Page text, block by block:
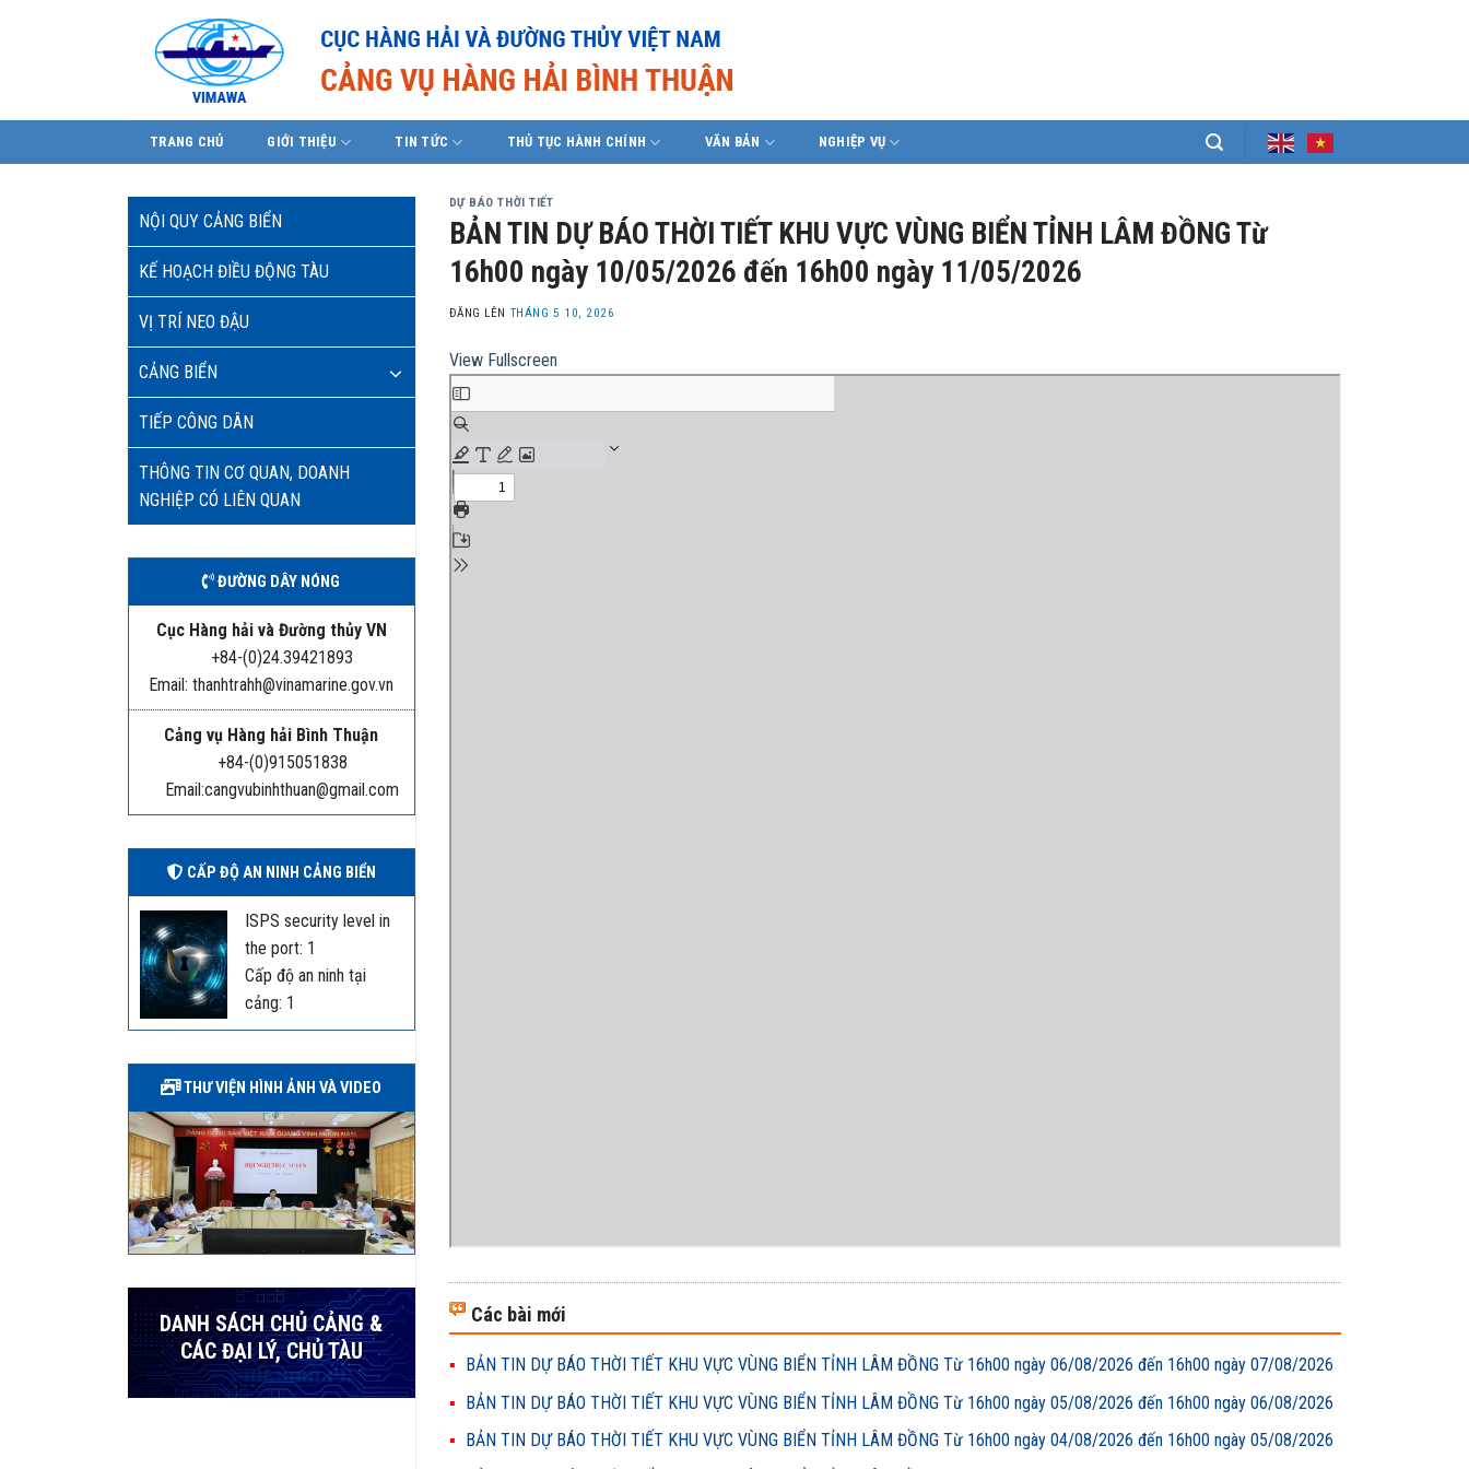
TRANG CHỦ GIỚI THIỆU TIN TỨC THỦ TỤC HÀNH CHÍNH VĂN BẢN NGHIỆP VỤ
NỘI QUY CẢNG BIỂN
KẾ HOẠCH ĐIỀU ĐỘNG TÀU
VỊ TRÍ NEO ĐẬU
CẢNG BIỂN
TIẾP CÔNG DÂN
THÔNG TIN CƠ QUAN, DOANH
NGHIỆP CÓ LIÊN QUAN
ĐƯỜNG DÂY NÓNG
Cục Hàng hải và Đường thủy VN
+84-(0)24.39421893
Email: thanhtrahh@vinamarine.gov.vn
Cảng vụ Hàng hải Bình Thuận
+84-(0)915051838
Email:cangvubinhthuan@gmail.com
CẤP ĐỘ AN NINH CẢNG BIỂN
ISPS security level in
the port: 1
Cấp độ an ninh tại
cảng: 1
THƯ VIỆN HÌNH ẢNH VÀ VIDEO
DANH SÁCH CHỦ CẢNG &
CÁC ĐẠI LÝ, CHỦ TÀU
DỰ BÁO THỜI TIẾT
BẢN TIN DỰ BÁO THỜI TIẾT KHU VỰC VÙNG BIỂN TỈNH LÂM ĐỒNG Từ
16h00 ngày 10/05/2026 đến 16h00 ngày 11/05/2026
ĐĂNG LÊN THÁNG 5 10, 2026
View Fullscreen
Các bài mới
BẢN TIN DỰ BÁO THỜI TIẾT KHU VỰC VÙNG BIỂN TỈNH LÂM ĐỒNG Từ 16h00 ngày 06/08/2026 đến 16h00 ngày 07/08/2026
BẢN TIN DỰ BÁO THỜI TIẾT KHU VỰC VÙNG BIỂN TỈNH LÂM ĐỒNG Từ 16h00 ngày 05/08/2026 đến 16h00 ngày 06/08/2026
BẢN TIN DỰ BÁO THỜI TIẾT KHU VỰC VÙNG BIỂN TỈNH LÂM ĐỒNG Từ 16h00 ngày 04/08/2026 đến 16h00 ngày 05/08/2026